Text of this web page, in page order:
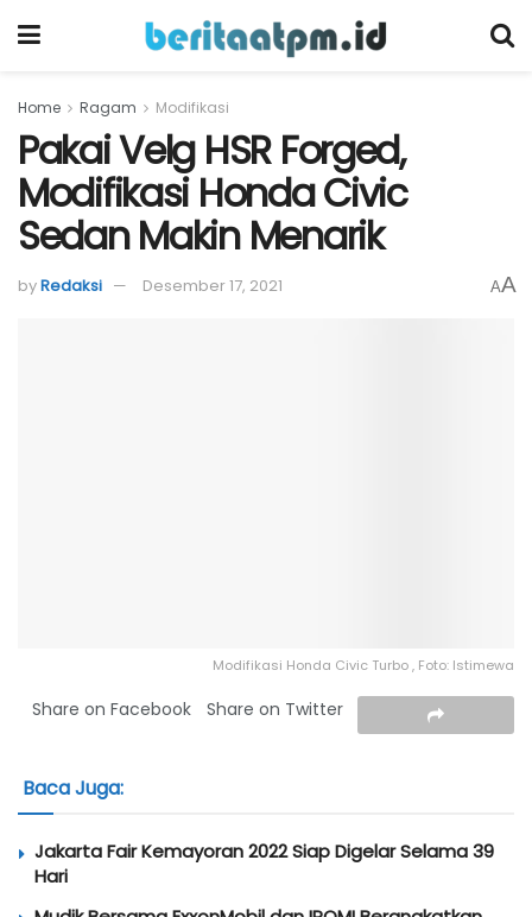
Home Ragam Modifikasi
Pakai Velg HSR Forged,
Modifikasi Honda Civic
Sedan Makin Menarik
byRedaksi Desember 17, 2021 AA
Modifikasi Honda Civic Turbo , Foto: Istimewa
Share on Facebook Share on Twitter
Baca Juga:
Jakarta Fair Kemayoran 2022 Siap Digelar Selama 39
Hari